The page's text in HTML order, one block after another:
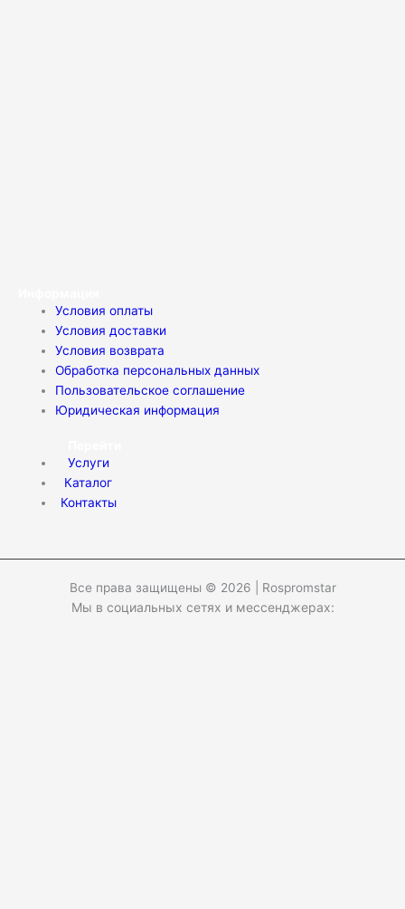
Условия оплаты
Условия доставки
Условия возврата
Обработка персональных данных
Пользовательское соглашение
Юридическая информация
Услуги
Каталог
Контакты
Все права защищены © 2026 | Rospromstar
Мы в социальных сетях и мессенджерах: